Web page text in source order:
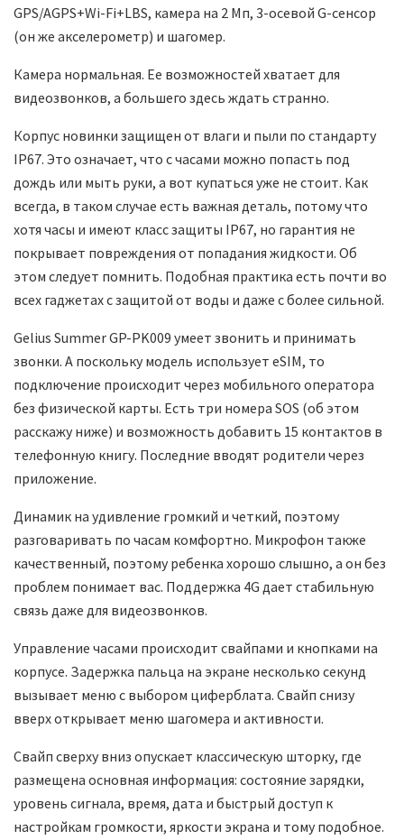
GPS/AGPS+Wi-Fi+LBS, камера на 2 Мп, 3-осевой G-сенсор
(он же акселерометр) и шагомер.
Камера нормальная. Ее возможностей хватает для
видеозвонков, а большего здесь ждать странно.
Корпус новинки защищен от влаги и пыли по стандарту
IP67. Это означает, что с часами можно попасть под
дождь или мыть руки, а вот купаться уже не стоит. Как
всегда, в таком случае есть важная деталь, потому что
хотя часы и имеют класс защиты IP67, но гарантия не
покрывает повреждения от попадания жидкости. Об
этом следует помнить. Подобная практика есть почти во
всех гаджетах с защитой от воды и даже с более сильной.
Gelius Summer GP-PK009 умеет звонить и принимать
звонки. А поскольку модель использует eSIM, то
подключение происходит через мобильного оператора
без физической карты. Есть три номера SOS (об этом
расскажу ниже) и возможность добавить 15 контактов в
телефонную книгу. Последние вводят родители через
приложение.
Динамик на удивление громкий и четкий, поэтому
разговаривать по часам комфортно. Микрофон также
качественный, поэтому ребенка хорошо слышно, а он без
проблем понимает вас. Поддержка 4G дает стабильную
связь даже для видеозвонков.
Управление часами происходит свайпами и кнопками на
корпусе. Задержка пальца на экране несколько секунд
вызывает меню с выбором циферблата. Свайп снизу
вверх открывает меню шагомера и активности.
Свайп сверху вниз опускает классическую шторку, где
размещена основная информация: состояние зарядки,
уровень сигнала, время, дата и быстрый доступ к
настройкам громкости, яркости экрана и тому подобное.